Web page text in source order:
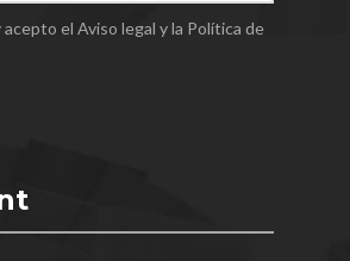
acepto el Aviso legal y la Política de